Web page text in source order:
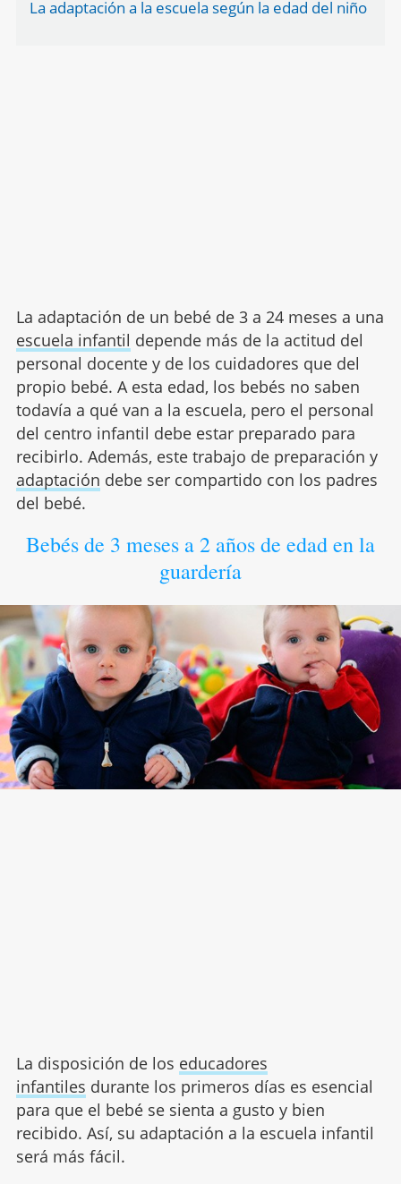
La adaptación a la escuela según la edad del niño
La adaptación de un bebé de 3 a 24 meses a una
escuela infantil depende más de la actitud del
personal docente y de los cuidadores que del
propio bebé. A esta edad, los bebés no saben
todavía a qué van a la escuela, pero el personal
del centro infantil debe estar preparado para
recibirlo. Además, este trabajo de preparación y
adaptación debe ser compartido con los padres
del bebé.
Bebés de 3 meses a 2 años de edad en la
guardería
La disposición de los educadores
infantiles durante los primeros días es esencial
para que el bebé se sienta a gusto y bien
recibido. Así, su adaptación a la escuela infantil
será más fácil.